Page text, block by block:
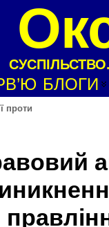
БЛОГИ
проти